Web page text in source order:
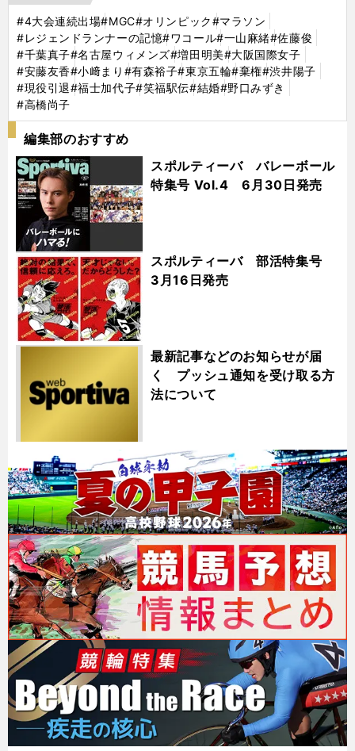
#4大会連続出場#MGC#オリンピック#マラソン
#レジェンドランナーの記憶#ワコール#一山麻緒#佐藤俊
#千葉真子#名古屋ウィメンズ#増田明美#大阪国際女子
#安藤友香#小﨑まり #有森裕子#東京五輪#棄権#渋井陽子
#現役引退#福士加代子#笑福駅伝#結婚#野口みずき
#高橋尚子
編集部のおすすめ
スポルティーバ バレーボール
特集号 Vol.4 6月30日発売
スポルティーバ 部活特集号
3月16日発売
最新記事などのお知らせが届
く プッシュ通知を受け取る方
法について